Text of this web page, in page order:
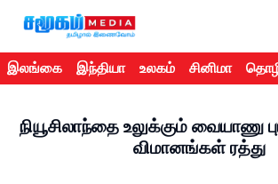
இலங்கை இந்தியா உலகம் சினிமா
நியூசிலாந்தை உலுக்கும் வையாணு
விமானங்கள் ரத்து